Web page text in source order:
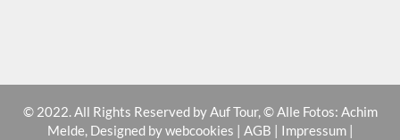
© 2022. All Rights Reserved by Auf Tour, © Alle Fotos: Achim
Melde, Designed bywebcookies AGB Impressum|